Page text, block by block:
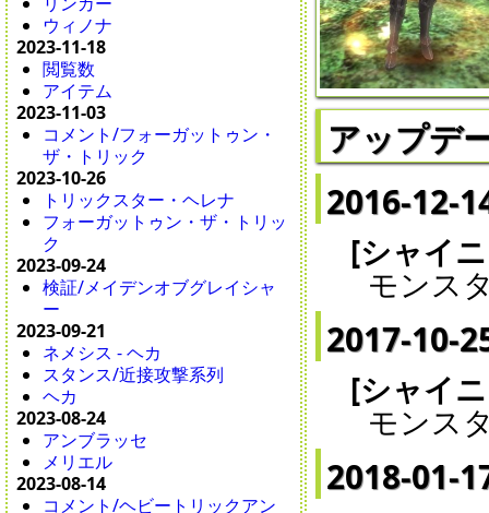
ウィノナ
2023-11-18
閲覧数
アイテム
2023-11-03
コメント/フォーガットゥン・
ザ・トリック
2023-10-26
トリックスター・ヘレナ
フォーガットゥン・ザ・トリッ
ク
2023-09-24
検証/メイデンオブグレイシャ
ー
2023-09-21
ネメシス - ヘカ
スタンス/近接攻撃系列
ヘカ
2023-08-24
アンブラッセ
メリエル
2023-08-14
コメント/ヘビートリックアン
アップデ
2016-12-
[シャイ
モンス
2017-10-
[シャイ
モンス
2018-01-